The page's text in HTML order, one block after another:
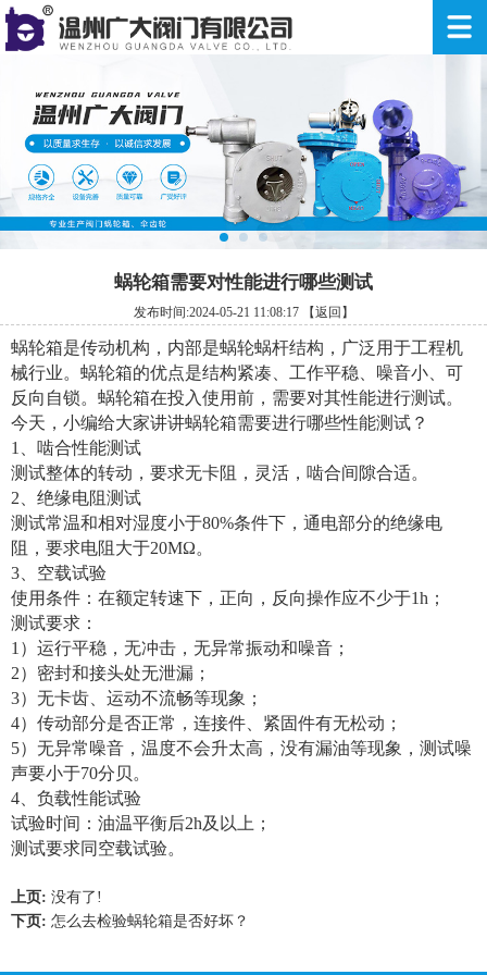
蜗轮箱需要对性能进行哪些测试
发布时间:2024-05-21 11:08:17 【返回】
蜗轮箱是传动机构，内部是蜗轮蜗杆结构，广泛用于工程机
械行业。蜗轮箱的优点是结构紧凑、工作平稳、噪音小、可
反向自锁。蜗轮箱在投入使用前，需要对其性能进行测试。
今天，小编给大家讲讲蜗轮箱需要进行哪些性能测试？
1、啮合性能测试
测试整体的转动，要求无卡阻，灵活，啮合间隙合适。
2、绝缘电阻测试
测试常温和相对湿度小于80%条件下，通电部分的绝缘电
阻，要求电阻大于20MΩ。
3、空载试验
使用条件：在额定转速下，正向，反向操作应不少于1h；
测试要求：
1）运行平稳，无冲击，无异常振动和噪音；
2）密封和接头处无泄漏；
3）无卡齿、运动不流畅等现象；
4）传动部分是否正常，连接件、紧固件有无松动；
5）无异常噪音，温度不会升太高，没有漏油等现象，测试噪
声要小于70分贝。
4、负载性能试验
试验时间：油温平衡后2h及以上；
测试要求同空载试验。
上页: 没有了!
下页: 怎么去检验蜗轮箱是否好坏？